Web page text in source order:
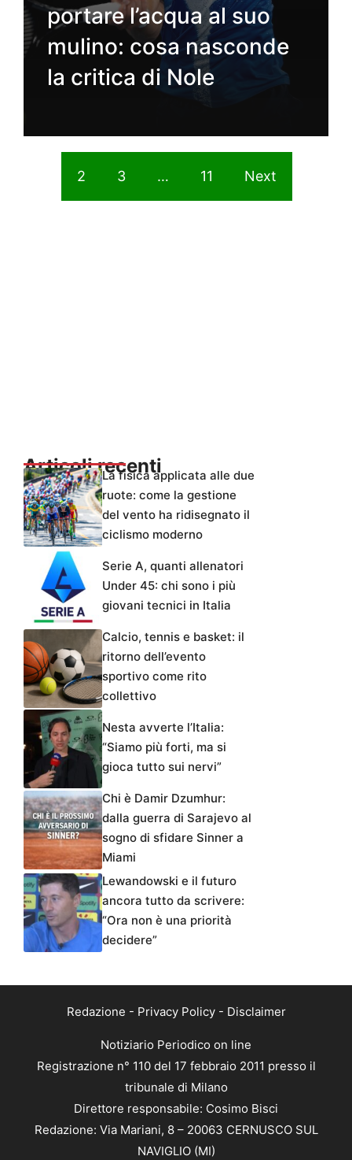
portare l’acqua al suo
mulino: cosa nasconde
la critica di Nole
2 3 … 11 Next
Articoli recentiLa fisica applicata alle due
ruote: come la gestione
del vento ha ridisegnato il
ciclismo moderno
Serie A, quanti allenatori
Under 45: chi sono i più
giovani tecnici in Italia
Calcio, tennis e basket: il
ritorno dell’evento
sportivo come rito
collettivo
Nesta avverte l’Italia:
“Siamo più forti, ma si
gioca tutto sui nervi”
Chi è Damir Dzumhur:
dalla guerra di Sarajevo al
sogno di sfidare Sinner a
Miami
Lewandowski e il futuro
ancora tutto da scrivere:
“Ora non è una priorità
decidere”
Redazione - Privacy Policy- Disclaimer
Notiziario Periodico on line
Registrazione n° 110 del 17 febbraio 2011 presso il
tribunale di Milano
Direttore responsabile: Cosimo Bisci
Redazione: Via Mariani, 8 – 20063 CERNUSCO SUL
NAVIGLIO (MI)